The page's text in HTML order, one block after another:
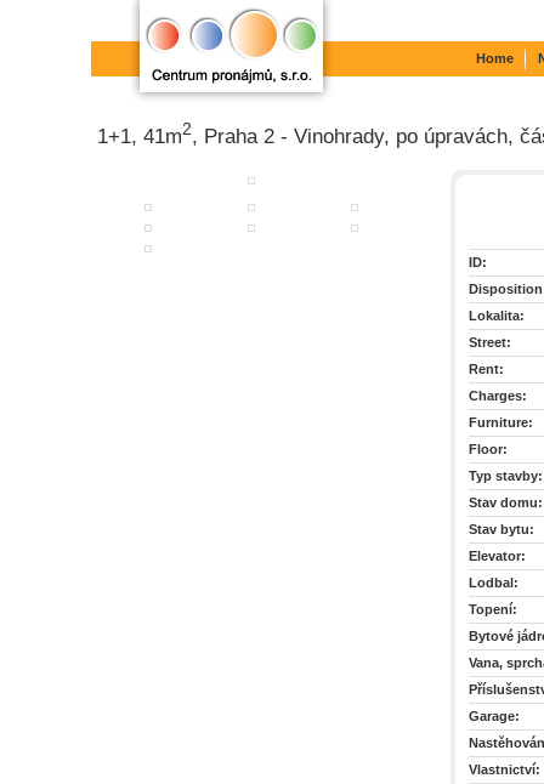
1+1, 41m2, Praha 2 - Vinohrady, po úpravách,
ID:
Lokalita:
Street:
Rent:
Charges:
Furniture:
Floor:
Typ stavby:
Stav domu:
Stav bytu:
Elevator:
Lodbal:
Topení:
Bytové
Vana,
Garage:
Vlastnictví:
Home